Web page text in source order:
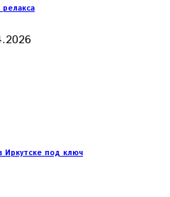
Иркутске под ключ